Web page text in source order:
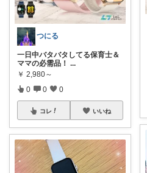
つにる
一日中バタバタしてる保育士＆
ママの必需品！ ...
￥ 2,980～
0 0 0
コレ いいね